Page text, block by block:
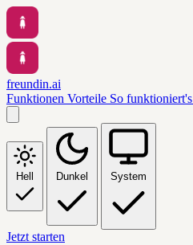
freundin.ai
Funktionen Vorteile So funktioniert's
Hell Dunkel System
Jetzt starten